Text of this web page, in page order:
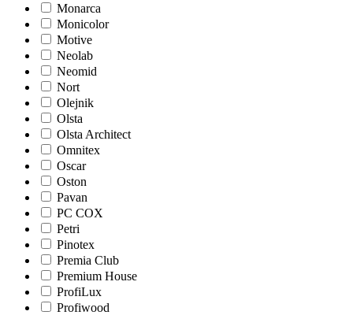
Monarca
Monicolor
Motive
Neolab
Neomid
Nort
Olejnik
Olsta
Olsta Architect
Omnitex
Oscar
Oston
Pavan
PC COX
Petri
Pinotex
Premia Club
Premium House
ProfiLux
Profiwood